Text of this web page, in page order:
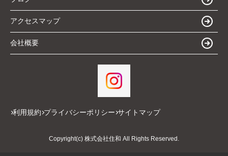
アクセスマップ
会社概要
利用規約 プライバシーポリシー サイトマップ
Copyright(c) 株式会社住和 All Rights Reserved.